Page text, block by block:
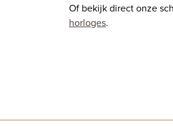
Of bekijk direct onze
horloges.